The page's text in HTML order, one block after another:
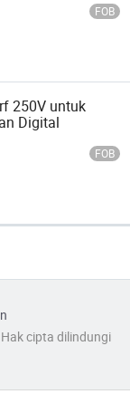
FOB
250V untuk
Digital
FOB
cipta dilindungi